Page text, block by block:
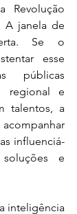
Revolução
A janela de
Se o
esse
públicas
regional e
talentos, a
influenciá-
e
inteligência